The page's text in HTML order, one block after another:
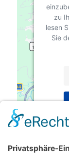
zu
lesen
Sie